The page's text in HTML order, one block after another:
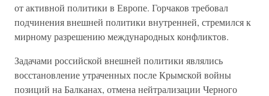
от активной политики в Европе. Горчаков требовал
подчинения внешней политики внутренней, стремился к
мирному разрешению международных конфликтов.
Задачами российской внешней политики являлись
восстановление утраченных после Крымской войны
позиций на Балканах, отмена нейтрализации Черного